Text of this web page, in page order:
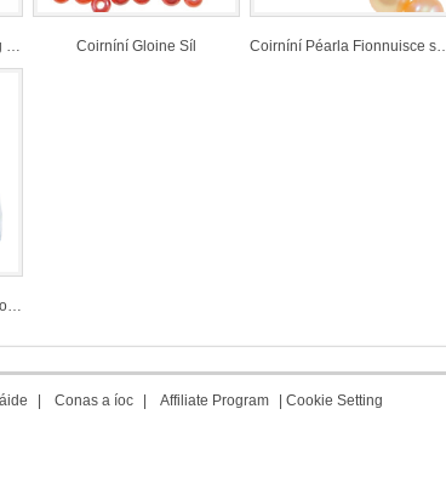
Coirníní Gloine Síl Coirníní Péarla Fionnuisce saothraithe
| Conas a íoc | Affiliate Program | Cookie Setting